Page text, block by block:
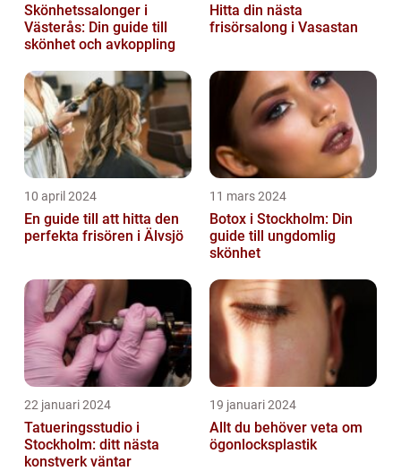
Skönhetssalonger i
Västerås: Din guide till
skönhet och avkoppling
Hitta din nästa
frisörsalong i Vasastan
10 april 2024
En guide till att hitta den
perfekta frisören i Älvsjö
11 mars 2024
Botox i Stockholm: Din
guide till ungdomlig
skönhet
22 januari 2024
Tatueringsstudio i
Stockholm: ditt nästa
konstverk väntar
19 januari 2024
Allt du behöver veta om
ögonlocksplastik